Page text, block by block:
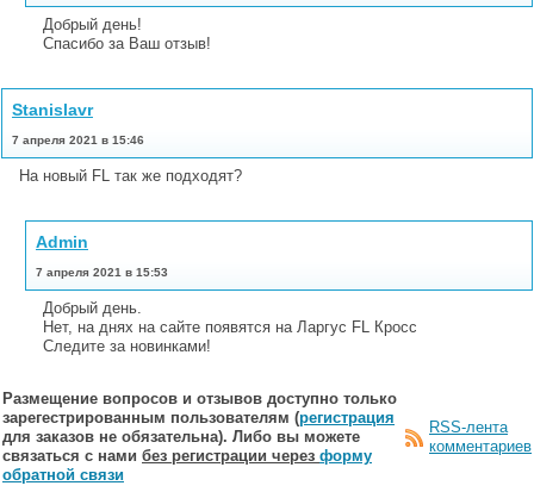
Добрый день!
Спасибо за Ваш отзыв!
Stanislavr
7 апреля 2021 в 15:46
На новый FL так же подходят?
Admin
7 апреля 2021 в 15:53
Добрый день.
Нет, на днях на сайте появятся на Ларгус FL Кросс
Следите за новинками!
Размещение вопросов и отзывов доступно только
зарегестрированным пользователям (регистрация
для заказов не обязательна). Либо вы можете
связаться с нами без регистрации через форму
обратной связи
RSS-лента
комментариев